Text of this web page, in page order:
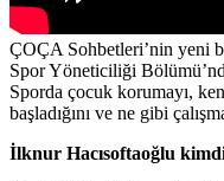
ÇOÇA Sohbetleri’nin yeni
Spor Yöneticiliği
Sporda çocuk korumayı,
başladığını ve ne gibi
İlknur Hacısoftaoğlu